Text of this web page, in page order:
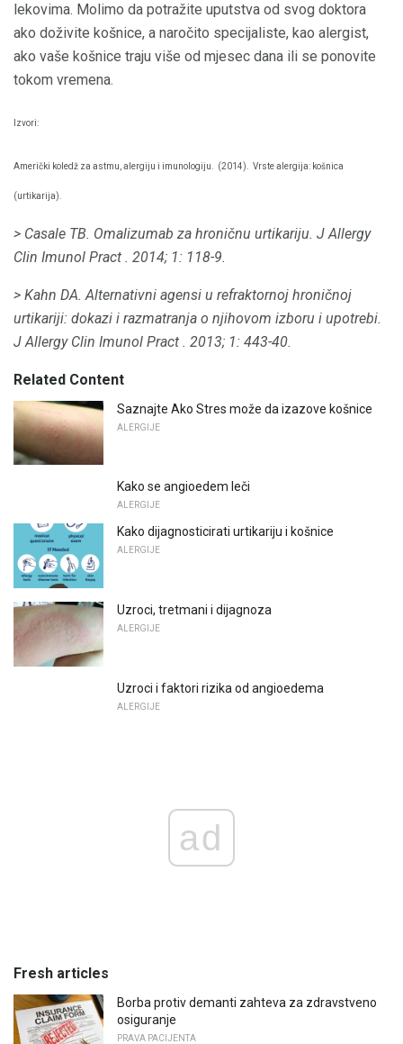
lekovima. Molimo da potražite uputstva od svog doktora
ako doživite košnice, a naročito specijaliste, kao alergist,
ako vaše košnice traju više od mjesec dana ili se ponovite
tokom vremena.
Izvori:
Američki koledž za astmu, alergiju i imunologiju. (2014). Vrste alergija: košnica
(urtikarija).
> Casale TB. Omalizumab za hroničnu urtikariju. J Allergy
Clin Imunol Pract . 2014; 1: 118-9.
> Kahn DA. Alternativni agensi u refraktornoj hroničnoj
urtikariji: dokazi i razmatranja o njihovom izboru i upotrebi.
J Allergy Clin Imunol Pract . 2013; 1: 443-40.
Related Content
Saznajte Ako Stres može da izazove košnice
ALERGIJE
Kako se angioedem leči
ALERGIJE
Kako dijagnosticirati urtikariju i košnice
ALERGIJE
Uzroci, tretmani i dijagnoza
ALERGIJE
Uzroci i faktori rizika od angioedema
ALERGIJE
ad
Fresh articles
Borba protiv demanti zahteva za zdravstveno
osiguranje
PRAVA PACIJENTA